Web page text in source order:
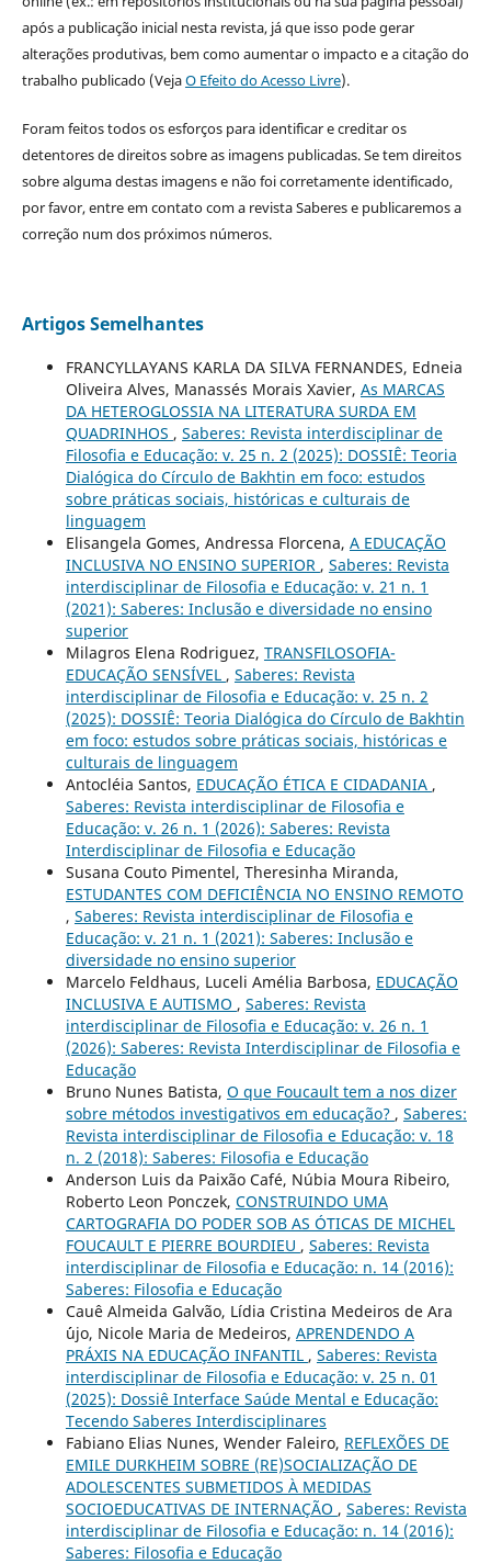
após a publicação inicial nesta revista, já que isso pode gerar
alterações produtivas, bem como aumentar o impacto e a citação do
trabalho publicado (VejaO Efeito do Acesso Livre).
Foram feitos todos os esforços para identificar e creditar os
detentores de direitos sobre as imagens publicadas. Se tem direitos
sobre alguma destas imagens e não foi corretamente identificado,
por favor, entre em contato com a revista Saberes e publicaremos a
correção num dos próximos números.
Artigos Semelhantes
FRANCYLLAYANS KARLA DA SILVA FERNANDES, Edneia
Oliveira Alves, Manassés Morais Xavier, As MARCAS
DA HETEROGLOSSIA NA LITERATURA SURDA EM
QUADRINHOS , Saberes: Revista interdisciplinar de
Filosofia e Educação: v. 25 n. 2 (2025): DOSSIÊ: Teoria
Dialógica do Círculo de Bakhtin em foco: estudos
sobre práticas sociais, históricas e culturais de
linguagem
Elisangela Gomes, Andressa Florcena, A EDUCAÇÃO
INCLUSIVA NO ENSINO SUPERIOR , Saberes: Revista
interdisciplinar de Filosofia e Educação: v. 21 n. 1
(2021): Saberes: Inclusão e diversidade no ensino
superior
Milagros Elena Rodriguez, TRANSFILOSOFIA-
EDUCAÇÃO SENSÍVEL , Saberes: Revista
interdisciplinar de Filosofia e Educação: v. 25 n. 2
(2025): DOSSIÊ: Teoria Dialógica do Círculo de Bakhtin
em foco: estudos sobre práticas sociais, históricas e
culturais de linguagem
Antocléia Santos, EDUCAÇÃO ÉTICA E CIDADANIA ,
Saberes: Revista interdisciplinar de Filosofia e
Educação: v. 26 n. 1 (2026): Saberes: Revista
Interdisciplinar de Filosofia e Educação
Susana Couto Pimentel, Theresinha Miranda,
ESTUDANTES COM DEFICIÊNCIA NO ENSINO REMOTO
, Saberes: Revista interdisciplinar de Filosofia e
Educação: v. 21 n. 1 (2021): Saberes: Inclusão e
diversidade no ensino superior
Marcelo Feldhaus, Luceli Amélia Barbosa, EDUCAÇÃO
INCLUSIVA E AUTISMO , Saberes: Revista
interdisciplinar de Filosofia e Educação: v. 26 n. 1
(2026): Saberes: Revista Interdisciplinar de Filosofia e
Educação
Bruno Nunes Batista, O que Foucault tem a nos dizer
sobre métodos investigativos em educação? , Saberes:
Revista interdisciplinar de Filosofia e Educação: v. 18
n. 2 (2018): Saberes: Filosofia e Educação
Anderson Luis da Paixão Café, Núbia Moura Ribeiro,
Roberto Leon Ponczek, CONSTRUINDO UMA
CARTOGRAFIA DO PODER SOB AS ÓTICAS DE MICHEL
FOUCAULT E PIERRE BOURDIEU , Saberes: Revista
interdisciplinar de Filosofia e Educação: n. 14 (2016):
Saberes: Filosofia e Educação
Cauê Almeida Galvão, Lídia Cristina Medeiros de Ara
´´ujo, Nicole Maria de Medeiros, APRENDENDO A
PRÁXIS NA EDUCAÇÃO INFANTIL , Saberes: Revista
interdisciplinar de Filosofia e Educação: v. 25 n. 01
(2025): Dossiê Interface Saúde Mental e Educação:
Tecendo Saberes Interdisciplinares
Fabiano Elias Nunes, Wender Faleiro, REFLEXÕES DE
EMILE DURKHEIM SOBRE (RE)SOCIALIZAÇÃO DE
ADOLESCENTES SUBMETIDOS À MEDIDAS
SOCIOEDUCATIVAS DE INTERNAÇÃO , Saberes: Revista
interdisciplinar de Filosofia e Educação: n. 14 (2016):
Saberes: Filosofia e Educação